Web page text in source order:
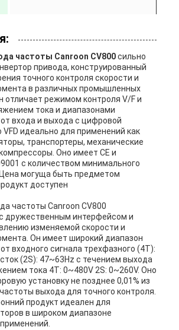
частоты Canroon CV800сильно
привода, конструированный
точного контроля скорости и
в различных промышленных
отличает режимом контроля V/F и
тока и диапазонами
входа и выхода с цифровой
VFD идеально для применений как
транспортеры, механические
Оно имеет CE и
с количеством минимального
Цена могуща быть предметом
доступен
частоты Canroon CV800
дружественным интерфейсом и
изменяемой скорости и
Он имеет широкий диапазон
входного сигнала трехфазного (4T):
(2S): 47~63Hz с течением выхода
тока 4T: 0~480V 2S: 0~260V. Оно
установку не позднее 0,01% из
выхода для точного контроля.
продукт идеален для
в широком диапазоне